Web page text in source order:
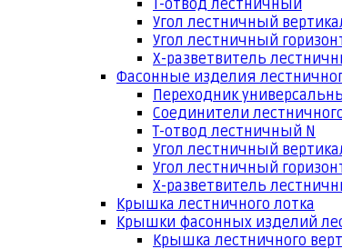
Т-отвод лестничный
Угол лестничный
Угол лестничный
Х-разветвитель
Фасонные изделия
Переходник
Соединители
Т-отвод лестничный N
Угол лестничный
Угол лестничный
Х-разветвитель
Крышка лестничного лотка
Крышки фасонных изделий
Крышка лестничного